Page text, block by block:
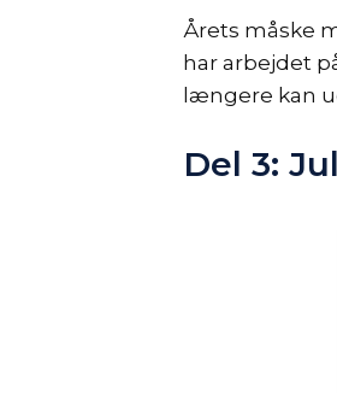
Årets måske
har arbejdet
længere kan
Del 3: